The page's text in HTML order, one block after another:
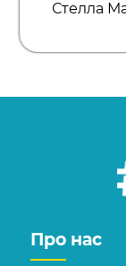
Стелла
Про нас